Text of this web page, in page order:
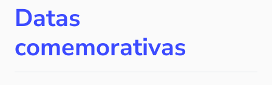
Datas
comemorativas